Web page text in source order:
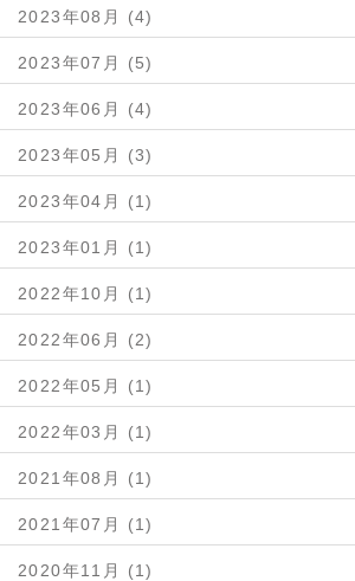
2023年08月 (4)
2023年07月 (5)
2023年06月 (4)
2023年05月 (3)
2023年04月 (1)
2023年01月 (1)
2022年10月 (1)
2022年06月 (2)
2022年05月 (1)
2022年03月 (1)
2021年08月 (1)
2021年07月 (1)
2020年11月 (1)